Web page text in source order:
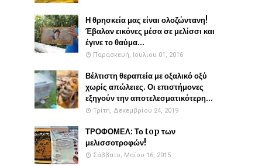
Η θρησκεία μας είναι ολοζώντανη!
Έβαλαν εικόνες μέσα σε μελίσσι και
έγινε το θαύμα...
Παρασκευή, Ιουλίου 01, 2016
Βέλτιστη θεραπεία με οξαλικό οξύ
χωρίς απώλειες. Οι επιστήμονες
εξηγούν την αποτελεσματικότερη...
Τρίτη, Δεκεμβρίου 24, 2019
ΤΡΟΦΟΜΕΛ: Το top των
μελισσοτροφών!
Σάββατο, Μαΐου 16, 2015